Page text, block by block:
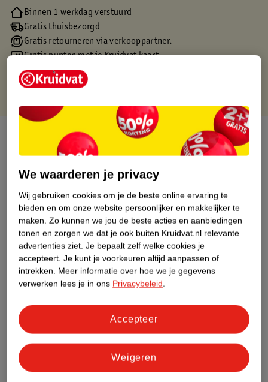
Binnen 1 werkdag verstuurd
Gratis thuisbezorgd
Gratis retourneren via verkooppartner.
Gratis punten met je Kruidvat kaart
Over dit product
Etiketinformatie
Nature Impact Score
Dit product heeft (nog) geen Nature
Impact Score.
Meer informatie
Bestel & Bezorginformatie
Bekijk ook
We waarderen je privacy
Wij gebruiken cookies om je de beste online ervaring te
bieden en om onze website persoonlijker en makkelijker te
maken. Zo kunnen we jou de beste acties en aanbiedingen
tonen en zorgen we dat je ook buiten Kruidvat.nl relevante
advertenties ziet. Je bepaalt zelf welke cookies je
accepteert. Je kunt je voorkeuren altijd aanpassen of
intrekken. Meer informatie over hoe we je gegevens
verwerken lees je in ons Privacybeleid.
Weigeren
Accepteer